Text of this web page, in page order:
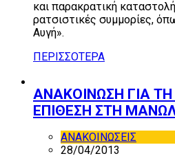
και παρακρατική
ρατσιστικές συμμορίες,
Αυγή».
ΠΕΡΙΣΣΟΤΕΡΑ
ΑΝΑΚΟΙΝΩΣΗ ΓΙΑ
ΕΠΙΘΕΣΗ ΣΤΗ
ΑΝΑΚΟΙΝΩΣΕΙΣ
28/04/2013